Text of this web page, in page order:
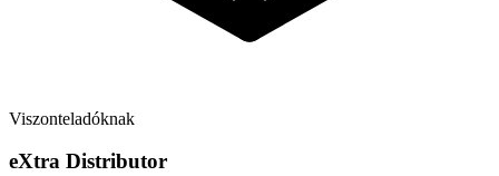
Viszonteladóknak
eXtra Distributor